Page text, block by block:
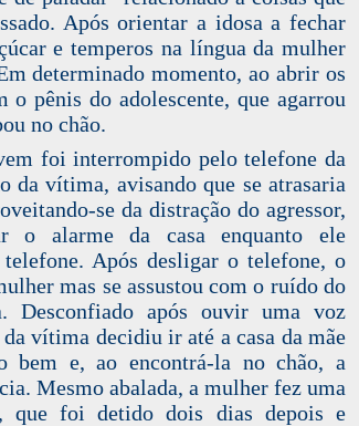
Após orientar a idosa a fechar
e temperos na língua da mulher
determinado momento, ao abrir os
o pênis do adolescente, que agarrou
no chão.
foi interrompido pelo telefone da
da vítima, avisando que se atrasaria
se da distração do agressor,
o alarme da casa enquanto ele
Após desligar o telefone, o
mas se assustou com o ruído do
Desconfiado após ouvir uma voz
vítima decidiu ir até a casa da mãe
bem e, ao encontrá-la no chão, a
Mesmo abalada, a mulher fez uma
que foi detido dois dias depois e